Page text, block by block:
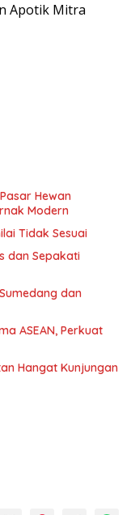
Apotik Mitra
Hewan
Modern
Tidak Sesuai
dan Sepakati
dan
ASEAN, Perkuat
Hangat Kunjungan